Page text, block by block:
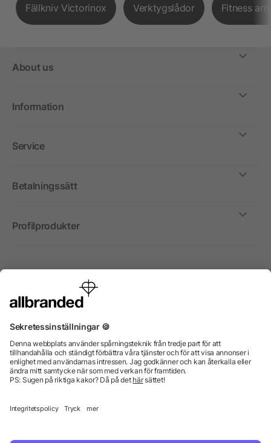
Fällkniv Victorinox Verktygslådor Fitness
About us
Information
Service
Betalningssätt
Profilprodukter
Internationellt
enbart till företag, institutioner, föreningar och